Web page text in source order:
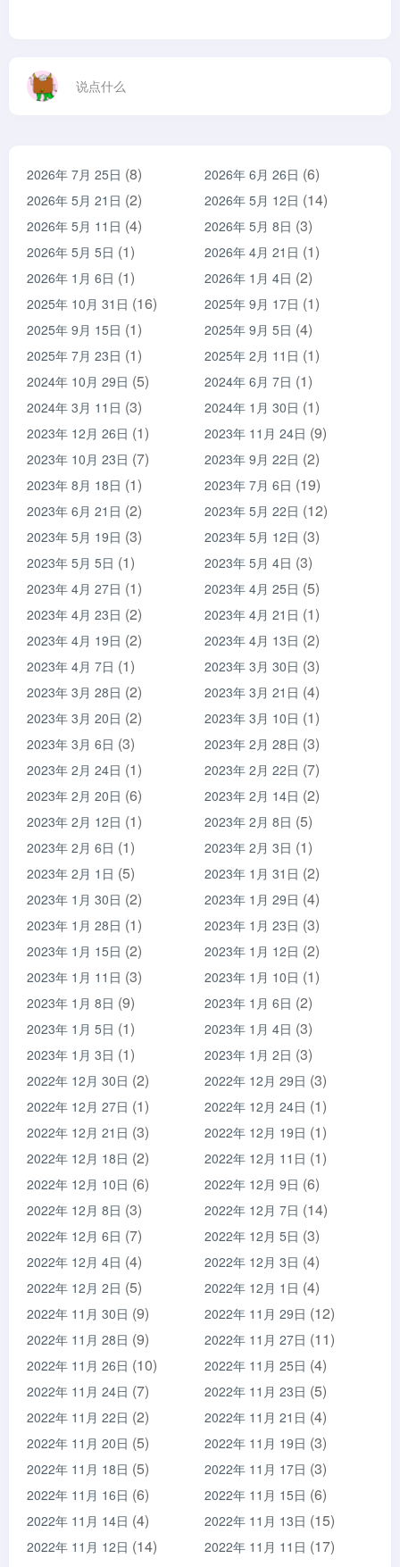
说点什么
2026年 7月 25日 (8) 2026年 6月 26日 (6)
2026年 5月 21日 (2) 2026年 5月 12日 (14)
2026年 5月 11日 (4) 2026年 5月 8日 (3)
2026年 5月 5日 (1) 2026年 4月 21日 (1)
2026年 1月 6日 (1) 2026年 1月 4日 (2)
2025年 10月 31日 (16) 2025年 9月 17日 (1)
2025年 9月 15日 (1) 2025年 9月 5日 (4)
2025年 7月 23日 (1) 2025年 2月 11日 (1)
2024年 10月 29日 (5) 2024年 6月 7日 (1)
2024年 3月 11日 (3) 2024年 1月 30日 (1)
2023年 12月 26日 (1) 2023年 11月 24日 (9)
2023年 10月 23日 (7) 2023年 9月 22日 (2)
2023年 8月 18日 (1) 2023年 7月 6日 (19)
2023年 6月 21日 (2) 2023年 5月 22日 (12)
2023年 5月 19日 (3) 2023年 5月 12日 (3)
2023年 5月 5日 (1) 2023年 5月 4日 (3)
2023年 4月 27日 (1) 2023年 4月 25日 (5)
2023年 4月 23日 (2) 2023年 4月 21日 (1)
2023年 4月 19日 (2) 2023年 4月 13日 (2)
2023年 4月 7日 (1) 2023年 3月 30日 (3)
2023年 3月 28日 (2) 2023年 3月 21日 (4)
2023年 3月 20日 (2) 2023年 3月 10日 (1)
2023年 3月 6日 (3) 2023年 2月 28日 (3)
2023年 2月 24日 (1) 2023年 2月 22日 (7)
2023年 2月 20日 (6) 2023年 2月 14日 (2)
2023年 2月 12日 (1) 2023年 2月 8日 (5)
2023年 2月 6日 (1) 2023年 2月 3日 (1)
2023年 2月 1日 (5) 2023年 1月 31日 (2)
2023年 1月 30日 (2) 2023年 1月 29日 (4)
2023年 1月 28日 (1) 2023年 1月 23日 (3)
2023年 1月 15日 (2) 2023年 1月 12日 (2)
2023年 1月 11日 (3) 2023年 1月 10日 (1)
2023年 1月 8日 (9) 2023年 1月 6日 (2)
2023年 1月 5日 (1) 2023年 1月 4日 (3)
2023年 1月 3日 (1) 2023年 1月 2日 (3)
2022年 12月 30日 (2) 2022年 12月 29日 (3)
2022年 12月 27日 (1) 2022年 12月 24日 (1)
2022年 12月 21日 (3) 2022年 12月 19日 (1)
2022年 12月 18日 (2) 2022年 12月 11日 (1)
2022年 12月 10日 (6) 2022年 12月 9日 (6)
2022年 12月 8日 (3) 2022年 12月 7日 (14)
2022年 12月 6日 (7) 2022年 12月 5日 (3)
2022年 12月 4日 (4) 2022年 12月 3日 (4)
2022年 12月 2日 (5) 2022年 12月 1日 (4)
2022年 11月 30日 (9) 2022年 11月 29日 (12)
2022年 11月 28日 (9) 2022年 11月 27日 (11)
2022年 11月 26日 (10) 2022年 11月 25日 (4)
2022年 11月 24日 (7) 2022年 11月 23日 (5)
2022年 11月 22日 (2) 2022年 11月 21日 (4)
2022年 11月 20日 (5) 2022年 11月 19日 (3)
2022年 11月 18日 (5) 2022年 11月 17日 (3)
2022年 11月 16日 (6) 2022年 11月 15日 (6)
2022年 11月 14日 (4) 2022年 11月 13日 (15)
2022年 11月 12日 (14) 2022年 11月 11日 (17)